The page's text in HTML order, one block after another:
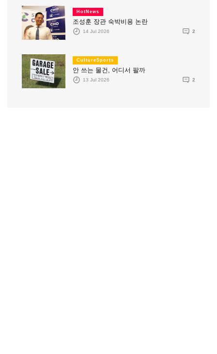
HotNews
조성훈 장관 숙박비용 논란
14 Jul 2026 2
CultureSports
안 쓰는 물건, 어디서 팔까
13 Jul 2026 2